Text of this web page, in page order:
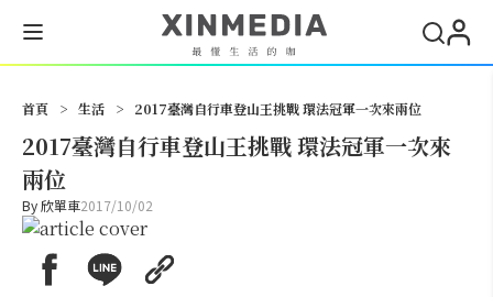
首頁 > 生活 > 2017臺灣自行車登山王挑戰 環法冠軍一次來兩位
2017臺灣自行車登山王挑戰 環法冠軍一次來
兩位
By欣單車2017/10/02